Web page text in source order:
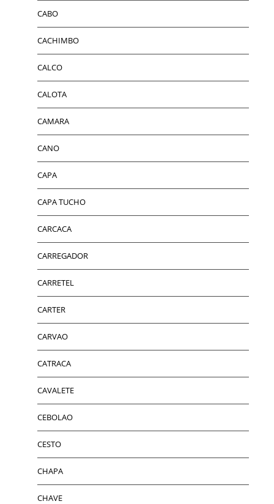
CABO
CACHIMBO
CALCO
CALOTA
CAMARA
CANO
CAPA
CAPA TUCHO
CARCACA
CARREGADOR
CARRETEL
CARTER
CARVAO
CATRACA
CAVALETE
CEBOLAO
CESTO
CHAPA
CHAVE